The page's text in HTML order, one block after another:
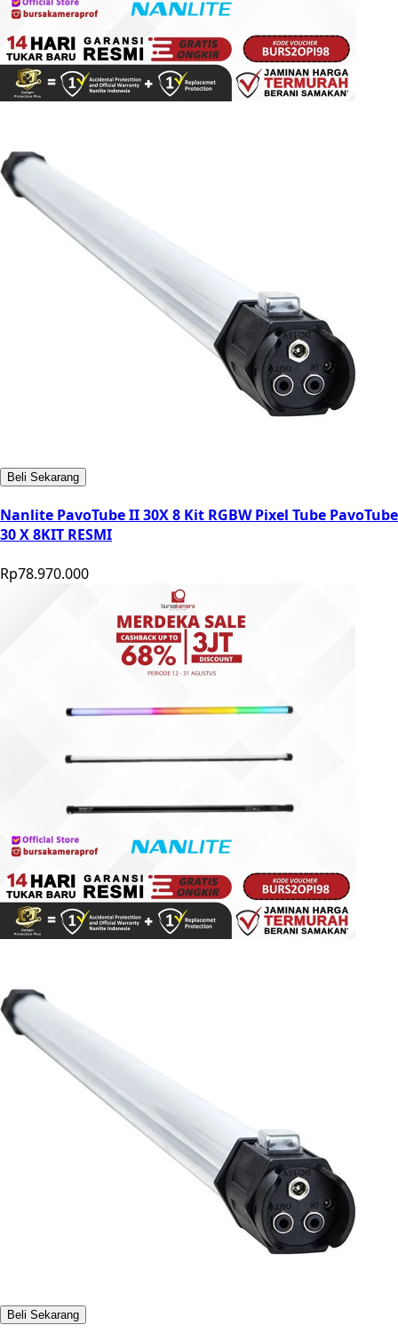
Beli Sekarang
Nanlite PavoTube II 30X 8 Kit RGBW Pixel Tube PavoTube
30 X 8KIT RESMI
Rp78.970.000
Beli Sekarang